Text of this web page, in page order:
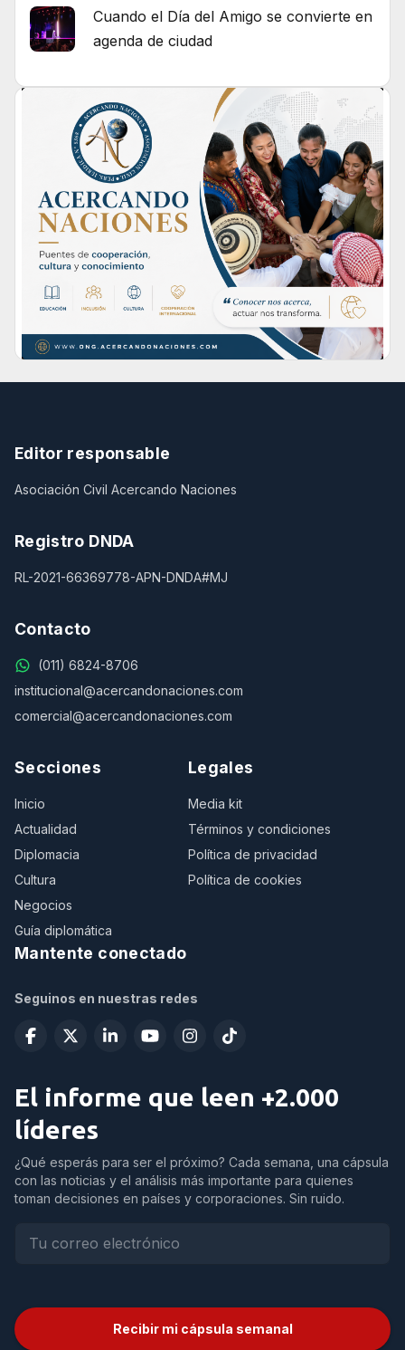
Cuando el Día del Amigo se convierte en
agenda de ciudad
Editor responsable
Asociación Civil Acercando Naciones
Registro DNDA
RL-2021-66369778-APN-DNDA#MJ
Contacto
(011) 6824-8706
institucional@acercandonaciones.com
comercial@acercandonaciones.com
Secciones
Inicio
Actualidad
Diplomacia
Cultura
Negocios
Guía diplomática
Legales
Media kit
Términos y condiciones
Política de privacidad
Política de cookies
Mantente conectado
Seguinos en nuestras redes
El informe que leen +2.000
líderes
¿Qué esperás para ser el próximo? Cada semana, una cápsula
con las noticias y el análisis más importante para quienes
toman decisiones en países y corporaciones. Sin ruido.
Recibir mi cápsula semanal